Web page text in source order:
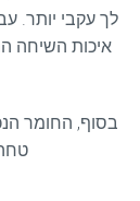
איכות השיחה
בסוף, החומר